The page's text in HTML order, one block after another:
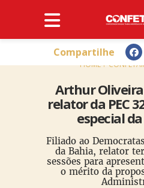
HOME
Arthur
relator da PEC
especial
Filiado ao
da Bahia, relator
sessões para
o mérito da
Compartilhe